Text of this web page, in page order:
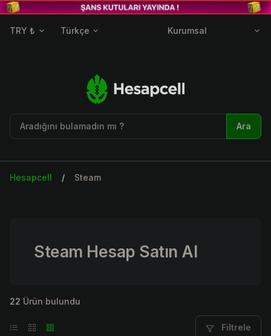
TRY ₺ Türkçe Kurumsal
Ara
Hesapcell Steam
Steam Hesap Satın Al
22 Ürün bulundu
Filtrele